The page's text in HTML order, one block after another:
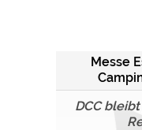
Messe
DCC